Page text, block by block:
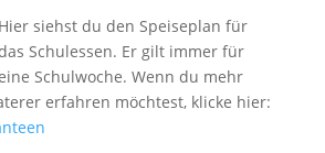
Hier siehst du den Speiseplan für
Schulessen. Er gilt immer für
Schulwoche. Wenn du mehr
erfahren möchtest, klicke hier: